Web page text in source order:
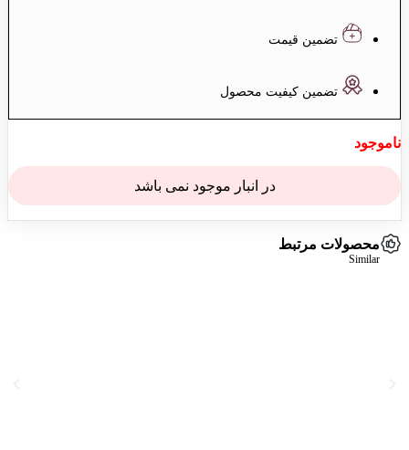
تضمین قیمت
تضمین کیفیت محصول
ناموجود
در انبار موجود نمی باشد
محصولات مرتبط
Similar